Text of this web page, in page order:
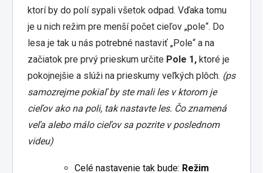
ktorí by do polí sypali všetok odpad. Vďaka tomu
je u nich režim pre menší počet cieľov „pole“. Do
lesa je tak u nás potrebné nastaviť „Pole“ a na
začiatok pre prvý prieskum určite Pole 1, ktoré je
pokojnejšie a slúži na prieskumy veľkých plôch. (ps
samozrejme pokiaľ by ste mali les v ktorom je
cieľov ako na poli, tak nastavte les. Čo znamená
veľa alebo málo cieľov sa pozrite v poslednom
videu)
Celé nastavenie tak bude: Režim